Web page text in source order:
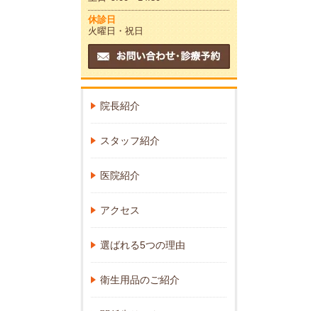
休診日
火曜日・祝日
院長紹介
スタッフ紹介
医院紹介
アクセス
選ばれる5つの理由
衛生用品のご紹介